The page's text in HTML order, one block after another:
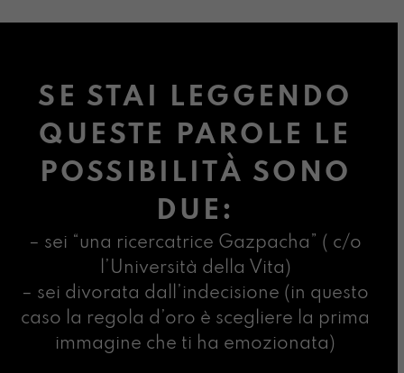
SE STAI LEGGENDO
QUESTE PAROLE LE
POSSIBILITÀ SONO
DUE:
– sei “una ricercatrice Gazpacha” ( c/o
l’Università della Vita)
– sei divorata dall’indecisione (in questo
caso la regola d’oro è scegliere la prima
immagine che ti ha emozionata)